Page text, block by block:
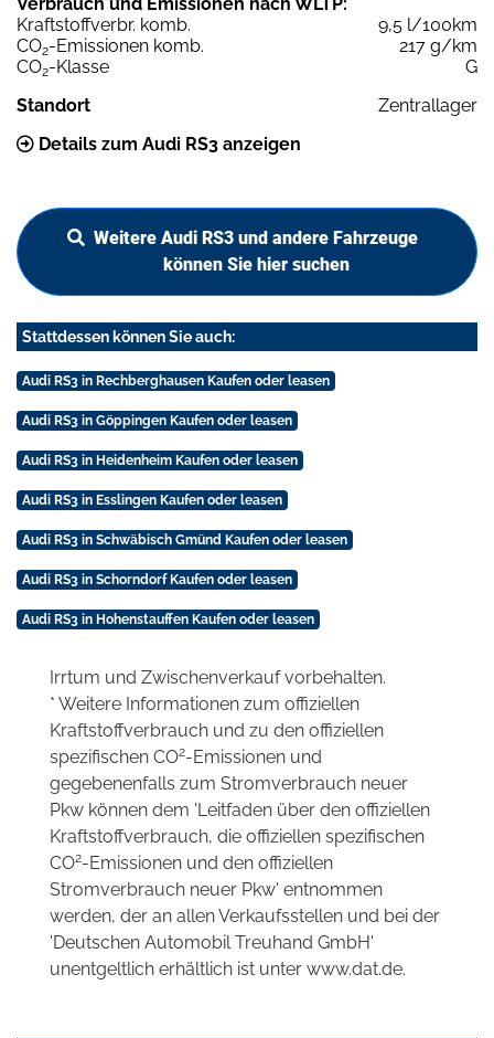
Kraftstoffverbr. komb.
9,5 l/100km
CO2-Emissionen komb.
217 g/km
CO2-Klasse
G
Standort
Zentrallager
Details zum Audi RS3 anzeigen
Weitere Audi RS3 und andere Fahrzeuge
können Sie hier suchen
Stattdessen können Sie auch:
Audi RS3 in Rechberghausen Kaufen oder leasen
Audi RS3 in Göppingen Kaufen oder leasen
Audi RS3 in Heidenheim Kaufen oder leasen
Audi RS3 in Esslingen Kaufen oder leasen
Audi RS3 in Schwäbisch Gmünd Kaufen oder leasen
Audi RS3 in Schorndorf Kaufen oder leasen
Audi RS3 in Hohenstauffen Kaufen oder leasen
Irrtum und Zwischenverkauf vorbehalten.
* Weitere Informationen zum offiziellen
Kraftstoffverbrauch und zu den offiziellen
spezifischen CO2-Emissionen und
gegebenenfalls zum Stromverbrauch neuer
Pkw können dem 'Leitfaden über den offiziellen
Kraftstoffverbrauch, die offiziellen spezifischen
CO2-Emissionen und den offiziellen
Stromverbrauch neuer Pkw' entnommen
werden, der an allen Verkaufsstellen und bei der
'Deutschen Automobil Treuhand GmbH'
unentgeltlich erhältlich ist unter www.dat.de.